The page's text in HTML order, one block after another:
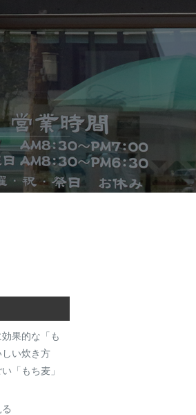
効果的な「も
い炊き方
「もち麦」